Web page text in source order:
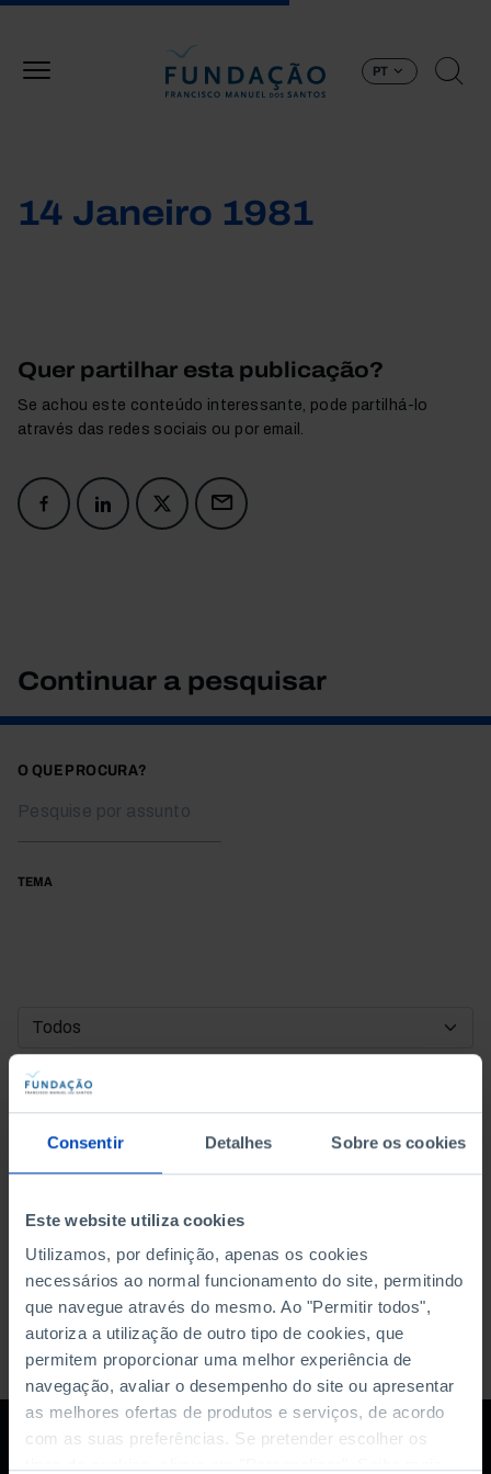
Consentir Detalhes Sobre os cookies
Este website utiliza cookies
Utilizamos, por definição, apenas os cookies
necessários ao normal funcionamento do site, permitindo
que navegue através do mesmo. Ao "Permitir todos",
autoriza a utilização de outro tipo de cookies, que
permitem proporcionar uma melhor experiência de
navegação, avaliar o desempenho do site ou apresentar
as melhores ofertas de produtos e serviços, de acordo
com as suas preferências. Se pretender escolher os
PT
14 Janeiro 1981
Quer partilhar esta publicação?
Se achou este conteúdo interessante, pode partilhá-lo
através das redes sociais ou por email.
Continuar a pesquisar
O QUE PROCURA?
TEMA
DATA DE INÍCIO
DATA DE FIM